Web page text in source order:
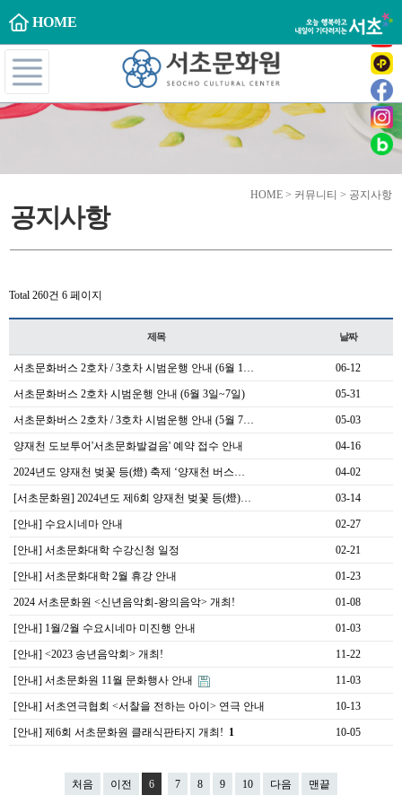
HOME
HOME > 커뮤니티 > 공지사항
공지사항
Total 260건 6 페이지
제목 날짜
서초문화버스 2호차 / 3호차 시범운행 안내 (6월 1… 06-12
서초문화버스 2호차 시범운행 안내 (6월 3일~7일) 05-31
서초문화버스 2호차 / 3호차 시범운행 안내 (5월 7… 05-03
양재천 도보투어'서초문화발걸음' 예약 접수 안내 04-16
2024년도 양재천 벚꽃 등(燈) 축제 ‘양재천 버스… 04-02
[서초문화원] 2024년도 제6회 양재천 벚꽃 등(燈)… 03-14
[안내] 수요시네마 안내 02-27
[안내] 서초문화대학 수강신청 일정 02-21
[안내] 서초문화대학 2월 휴강 안내 01-23
2024 서초문화원 <신년음악회-왕의음악> 개최! 01-08
[안내] 1월/2월 수요시네마 미진행 안내 01-03
[안내] <2023 송년음악회> 개최! 11-22
[안내] 서초문화원 11월 문화행사 안내 11-03
[안내] 서초연극협회 <서찰을 전하는 아이> 연극 안내 10-13
[안내] 제6회 서초문화원 클래식판타지 개최! 1 10-05
처음 이전 6 7 8 9 10 다음 맨끝